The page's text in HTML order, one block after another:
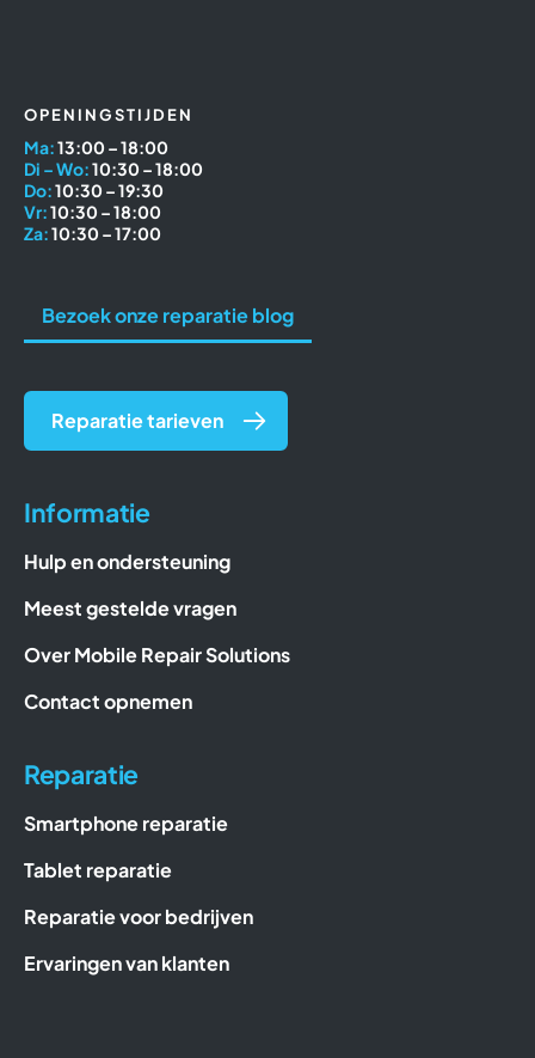
OPENINGSTIJDEN
Ma:13:00 – 18:00
Di – Wo:10:30 – 18:00
Do:10:30 – 19:30
Vr:10:30 – 18:00
Za:10:30 – 17:00
Informatie
Hulp en ondersteuning
Meest gestelde vragen
Over Mobile Repair Solutions
Contact opnemen
Reparatie
Smartphone reparatie
Tablet reparatie
Reparatie voor bedrijven
Ervaringen van klanten
Bezoek onze reparatie blog
Reparatie tarieven